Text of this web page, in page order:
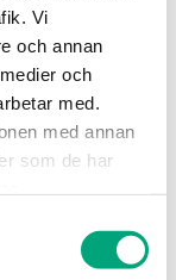
Vi
och annan
och
med.
med annan
som de har
VTTB samt